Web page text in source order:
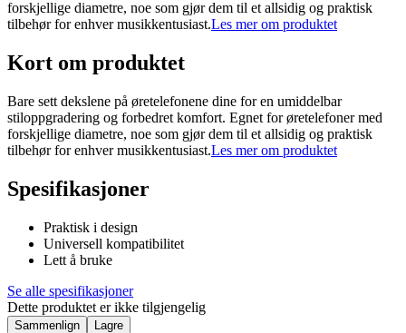
forskjellige diametre, noe som gjør dem til et allsidig og praktisk
tilbehør for enhver musikkentusiast.Les mer om produktet
Kort om produktet
Bare sett dekslene på øretelefonene dine for en umiddelbar
stiloppgradering og forbedret komfort. Egnet for øretelefoner med
forskjellige diametre, noe som gjør dem til et allsidig og praktisk
tilbehør for enhver musikkentusiast.Les mer om produktet
Spesifikasjoner
Praktisk i design
Universell kompatibilitet
Lett å bruke
Se alle spesifikasjoner
Dette produktet er ikke tilgjengelig
Sammenlign Lagre